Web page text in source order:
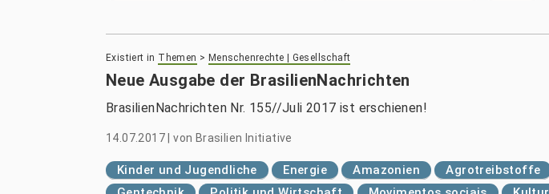
Existiert in Themen > Menschenrechte | Gesellschaft
Neue Ausgabe der BrasilienNachrichten
BrasilienNachrichten Nr. 155//Juli 2017 ist erschienen!
14.07.2017 |von Brasilien Initiative
Kinder und Jugendliche Energie Amazonien Agrotreibstoffe